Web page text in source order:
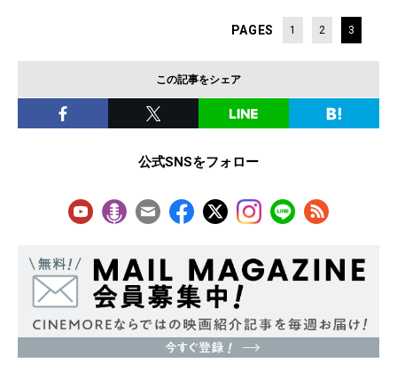
PAGES 1 2 3
この記事をシェア
公式SNSをフォロー